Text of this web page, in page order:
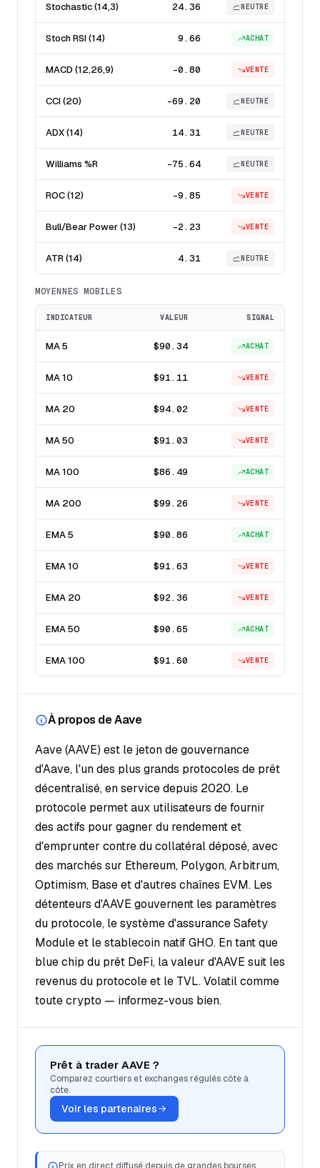
Stochastic (14,3) 24.36 NEUTRE
Stoch RSI (14) 9.66 ACHAT
MACD (12,26,9) -0.80 VENTE
CCI (20) -69.20 NEUTRE
ADX (14) 14.31 NEUTRE
Williams %R -75.64 NEUTRE
ROC (12) -9.85 VENTE
Bull/Bear Power (13) -2.23 VENTE
ATR (14) 4.31 NEUTRE
MOYENNES MOBILES
INDICATEUR VALEUR SIGNAL
MA 5 $90.34 ACHAT
MA 10 $91.11 VENTE
MA 20 $94.02 VENTE
MA 50 $91.03 VENTE
MA 100 $86.49 ACHAT
MA 200 $99.26 VENTE
EMA 5 $90.86 ACHAT
EMA 10 $91.63 VENTE
EMA 20 $92.36 VENTE
EMA 50 $90.65 ACHAT
EMA 100 $91.60 VENTE
À propos de Aave
Aave (AAVE) est le jeton de gouvernance
d'Aave, l'un des plus grands protocoles de prêt
décentralisé, en service depuis 2020. Le
protocole permet aux utilisateurs de fournir
des actifs pour gagner du rendement et
d'emprunter contre du collatéral déposé, avec
des marchés sur Ethereum, Polygon, Arbitrum,
Optimism, Base et d'autres chaînes EVM. Les
détenteurs d'AAVE gouvernent les paramètres
du protocole, le système d'assurance Safety
Module et le stablecoin natif GHO. En tant que
blue chip du prêt DeFi, la valeur d'AAVE suit les
revenus du protocole et le TVL. Volatil comme
toute crypto — informez-vous bien.
Prêt à trader AAVE ?
Comparez courtiers et exchanges régulés côte à
côte.
Voir les partenaires